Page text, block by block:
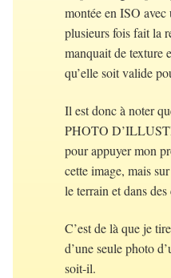
montée en ISO
plusieurs fois fait la
manquait de texture
qu’elle soit valide
Il est donc à noter
PHOTO
pour appuyer mon
cette image, mais
le terrain et dans
C’est de là que je
d’une seule photo
soit-il.